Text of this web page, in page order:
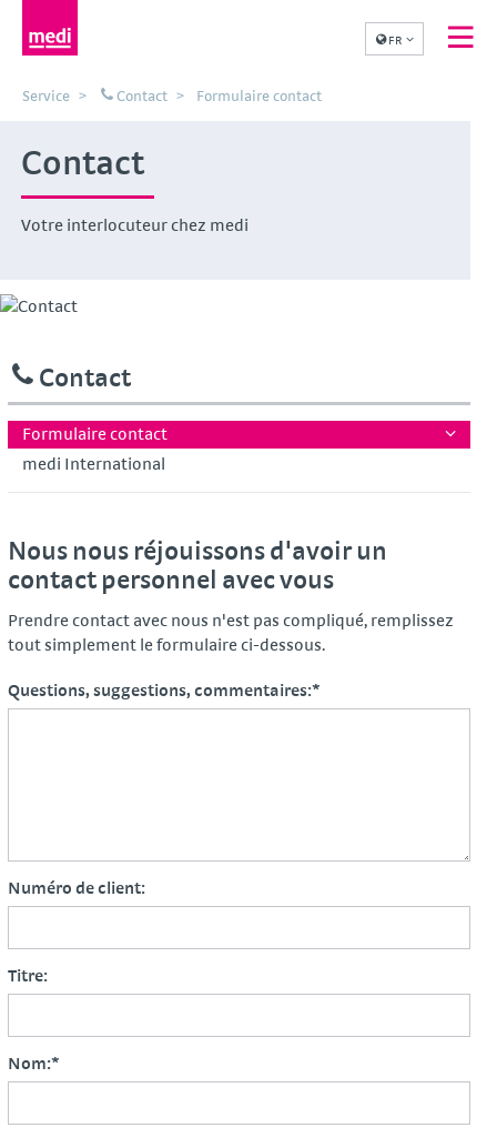
FR
Service Contact Formulaire contact
Contact
Votre interlocuteur chez medi
Contact
Formulaire contact
medi International
Nous nous réjouissons d'avoir un
contact personnel avec vous
Prendre contact avec nous n'est pas compliqué, remplissez
tout simplement le formulaire ci-dessous.
Questions, suggestions, commentaires:*
Numéro de client:
Titre:
Nom:*